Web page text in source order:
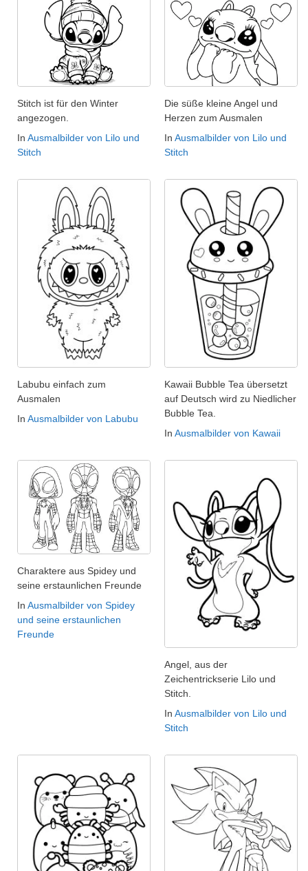
Stitch ist für den Winter
angezogen.
In Ausmalbilder von Lilo und
Stitch
Die süße kleine Angel und
Herzen zum Ausmalen
In Ausmalbilder von Lilo und
Stitch
Labubu einfach zum
Ausmalen
In Ausmalbilder von Labubu
Kawaii Bubble Tea übersetzt
auf Deutsch wird zu Niedlicher
Bubble Tea.
In Ausmalbilder von Kawaii
Charaktere aus Spidey und
seine erstaunlichen Freunde
In Ausmalbilder von Spidey
und seine erstaunlichen
Freunde
Angel, aus der
Zeichentrickserie Lilo und
Stitch.
In Ausmalbilder von Lilo und
Stitch